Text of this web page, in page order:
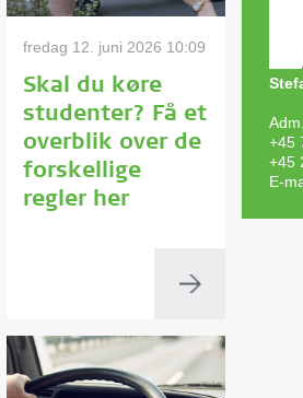
fredag 12. juni 2026 10:09
Skal du køre
studenter? Få et
overblik over de
forskellige
regler her
+45
+45
E-